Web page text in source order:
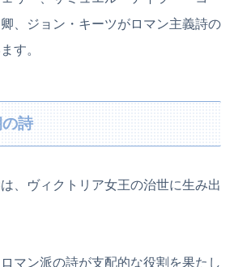
、ジョン・キーツがロマン主義詩の
す。
詩
、ヴィクトリア女王の治世に生み出
マン派の詩が支配的な役割を果たし